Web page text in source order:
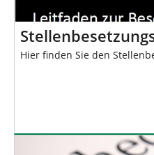
Hier finden Sie den